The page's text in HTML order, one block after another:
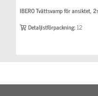
IBERO Tvättsvamp för ansiktet,
Detaljistförpackning:12